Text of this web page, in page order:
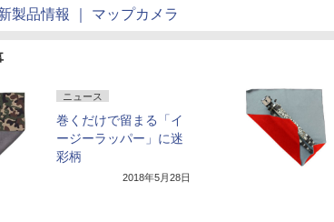
製品情報 ｜ マップカメラ
ニュース
巻くだけで留まる「イ
ージーラッパー」に迷
彩柄
2018年5月28日